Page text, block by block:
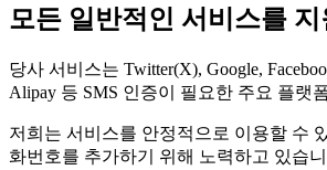
모든 일반적인 서비스를
당사 서비스는 Twitter(X), Google,
Alipay 등 SMS 인증이 필요한 주요 플랫
저희는 서비스를 안정적으로 이용할 수
화번호를 추가하기 위해 노력하고 있습